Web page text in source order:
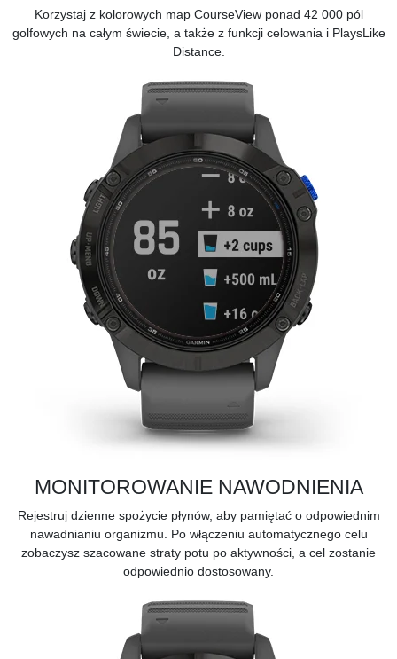
Korzystaj z kolorowych map CourseView ponad 42 000 pól
golfowych na całym świecie, a także z funkcji celowania i PlaysLike
Distance.
MONITOROWANIE NAWODNIENIA
Rejestruj dzienne spożycie płynów, aby pamiętać o odpowiednim
nawadnianiu organizmu. Po włączeniu automatycznego celu
zobaczysz szacowane straty potu po aktywności, a cel zostanie
odpowiednio dostosowany.